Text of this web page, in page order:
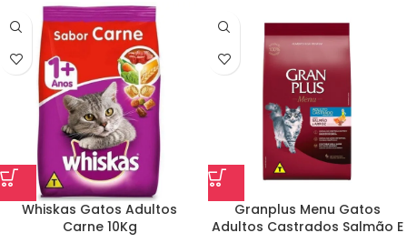
Whiskas Gatos Adultos
Carne 10Kg
Granplus Menu Gatos
Adultos Castrados Salmão E